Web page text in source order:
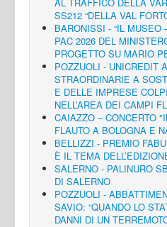
SS212 “DELLA VAL
BARONISSI - “IL MUSEO
PAC 2026 DEL
PROGETTO SU MARIO
POZZUOLI - UNICREDIT
STRAORDINARIE A
E DELLE IMPRESE
NELL’AREA DEI CAMPI
CAIAZZO – CONCERTO
FLAUTO A BOLOGNA E
BELLIZZI - PREMIO
È IL TEMA
SALERNO - PALINURO
DI SALERNO
POZZUOLI -
SAVIO: “QUANDO LO
DANNI DI UN